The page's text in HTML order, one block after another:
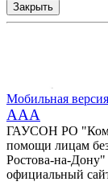
Закрыть
Мобильная версия
AAA
ГАУСОН РО
помощи лицам без
Ростова-на-Дону"
официальный